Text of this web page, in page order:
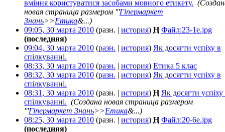
вміння користуватися засобами мовного етикету.
новая страница размером '''Гіпермаркет
Знань>>Етика&...)
09:05, 30 марта 2010 (разн. | история) Н Файл:23-1e.jpg
(последняя)
09:04, 30 марта 2010 (разн. | история) Як досягти успіху в
спілкуванні.
08:33, 30 марта 2010 (разн. | история) Етика 5 клас
08:32, 30 марта 2010 (разн. | история) Як досягти успіху в
спілкуванні.
08:31, 30 марта 2010 (разн. | история) Н Як досягти успіху
спілкуванні. (Создана новая страница размером
'''Гіпермаркет Знань>>Етика&...)
08:25, 30 марта 2010 (разн. | история) Н Файл:20-6e.jpg
(последняя)